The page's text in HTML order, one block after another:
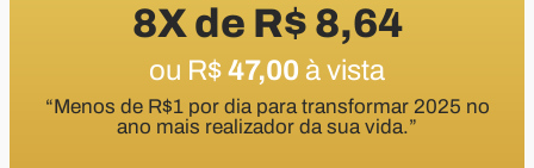
8X de R$ 8,64
ou R$47,00 à vista
“Menos de R$1 por dia para transformar 2025 no
ano mais realizador da sua vida.”